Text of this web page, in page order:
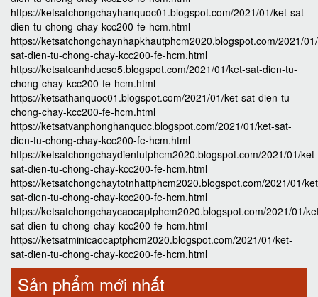
https://ketsatchongchayhanquoc01.blogspot.com/2021/01/ket-sat-
dien-tu-chong-chay-kcc200-fe-hcm.html
https://ketsatchongchaynhapkhautphcm2020.blogspot.com/2021/
sat-dien-tu-chong-chay-kcc200-fe-hcm.html
https://ketsatcanhducso5.blogspot.com/2021/01/ket-sat-dien-tu-
chong-chay-kcc200-fe-hcm.html
https://ketsathanquoc01.blogspot.com/2021/01/ket-sat-dien-tu-
chong-chay-kcc200-fe-hcm.html
https://ketsatvanphonghanquoc.blogspot.com/2021/01/ket-sat-
dien-tu-chong-chay-kcc200-fe-hcm.html
https://ketsatchongchaydientutphcm2020.blogspot.com/2021/01/ket-
sat-dien-tu-chong-chay-kcc200-fe-hcm.html
https://ketsatchongchaytotnhattphcm2020.blogspot.com/2021/01/
sat-dien-tu-chong-chay-kcc200-fe-hcm.html
https://ketsatchongchaycaocaptphcm2020.blogspot.com/2021/01/
sat-dien-tu-chong-chay-kcc200-fe-hcm.html
https://ketsatminicaocaptphcm2020.blogspot.com/2021/01/ket-
sat-dien-tu-chong-chay-kcc200-fe-hcm.html
Sản phẩm mới nhất